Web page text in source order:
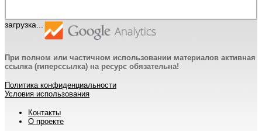
загрузка...
При полном или частичном использовании материалов активная
ссылка (гиперссылка) на ресурс обязательна!
Политика конфиденциальности
Условия использования
Контакты
О проекте